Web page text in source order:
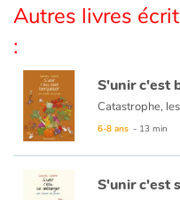
Écoles
Médiathèques
Vidéos & Tutoriaux
Blog
Autres livres
:
S'unir c'est
6-8 ans - 13 min
S'unir c'est